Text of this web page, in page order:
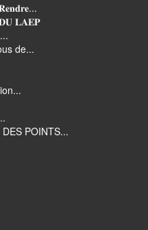
𝐋𝐀𝐄𝐏
de...
POINTS...